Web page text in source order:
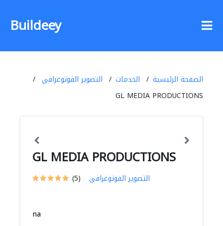
Buildeey
الصفحة الرئيسية الخدمات
التصوير الفوتوغرافي
GL MEDIA PRODUCTIONS
GL MEDIA PRODUCTIONS
(5) التصوير الفوتوغرافي
na